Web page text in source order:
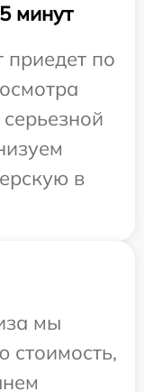
минут
приедет по
в
мы
стоимость,